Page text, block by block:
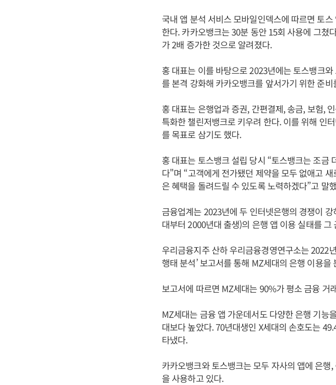
국내 앱 분석 서비스 모바일인덱스에 따르면 토
한다. 카카오뱅크는 30분 동안 15회 사용에 그쳤
가 2배 증가한 것으로 알려졌다.
홍 대표는 이를 바탕으로 2023년에는 토스뱅크
를 본격 강화해 카카오뱅크를 앞서가기 위한 준
홍 대표는 은행업과 증권, 간편결제, 송금, 보험,
특화한 챌린저뱅크로 키우려 한다. 이를 위해 인
를 목표로 삼기도 했다.
홍 대표는 토스뱅크 설립 당시 “토스뱅크는 조금
다"며 “고객에게 전가됐던 제약을 모두 없애고
은 혜택을 돌려드릴 수 있도록 노력하겠다”고 말
금융업계는 2023년에 두 인터넷은행의 경쟁이
대부터 2000년대 출생)의 은행 앱 이용 실태를 그
우리금융지주 산하 우리금융경영연구소는 2022
행태 분석’ 보고서를 통해 MZ세대의 은행 이용을
보고서에 따르면 MZ세대는 90%가 평소 금융 거
MZ세대는 금융 앱 가운데서도 다양한 은행 기능
대보다 높았다. 70년대생인 X세대의 손호도는
타냈다.
카카오뱅크와 토스뱅크는 모두 자사의 앱에 은
을 사용하고 있다.